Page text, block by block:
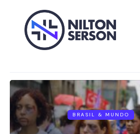
BRASIL & MUNDO